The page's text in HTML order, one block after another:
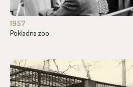
1957
Pokladna zoo